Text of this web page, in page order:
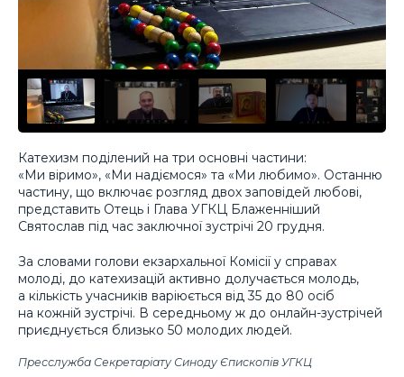
Катехизм поділений на три основні частини:
«Ми віримо», «Ми надіємося» та «Ми любимо». Останню
частину, що включає розгляд двох заповідей любові,
представить Отець і Глава УГКЦ Блаженніший
Святослав під час заключної зустрічі 20 грудня.
За словами голови екзархальної Комісії у справах
молоді, до катехизацій активно долучається молодь,
а кількість учасників варіюється від 35 до 80 осіб
на кожній зустрічі. В середньому ж до онлайн-зустрічей
приєднується близько 50 молодих людей.
Пресслужба Секретаріату Синоду Єпископів УГКЦ